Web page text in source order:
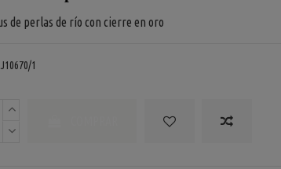
de perlas de río con cierre en oro
J10670/1